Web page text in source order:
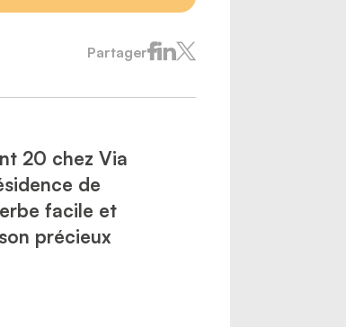
Partager
20 chez Via
de
facile et
précieux